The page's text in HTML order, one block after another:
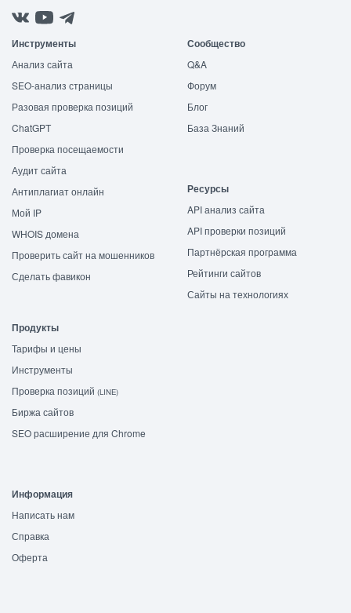
Инструменты
Анализ сайта
SEO-анализ страницы
Разовая проверка позиций
ChatGPT
Проверка посещаемости
Аудит сайта
Антиплагиат онлайн
Мой IP
WHOIS домена
Проверить сайт на мошенников
Сделать фавикон
Сообщество
Q&A
Форум
Блог
База Знаний
Ресурсы
API анализ сайта
API проверки позиций
Партнёрская программа
Рейтинги сайтов
Сайты на технологиях
Продукты
Тарифы и цены
Инструменты
Проверка позиций (LINE)
Биржа сайтов
SEO расширение для Chrome
Информация
Написать нам
Справка
Оферта